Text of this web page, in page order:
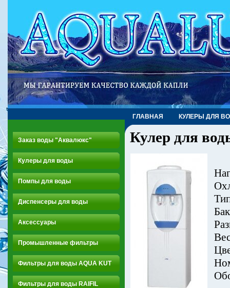
ГЛАВНАЯ КУЛЕРЫ ДЛЯ
Заказ воды "Аквалюкс"
Кулеры для воды
Помпы для воды
Диспенсеры для воды
Аксессуары
Промышленные фильтры
Фильтры для воды AQUA KUT
Фильтры для воды RAIFIL
Кулер для